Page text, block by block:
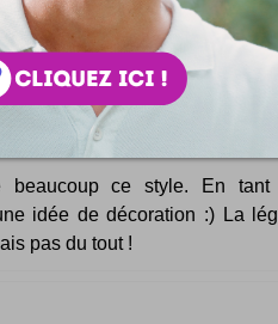
beaucoup ce style. En
idée de décoration :) La
pas du tout !